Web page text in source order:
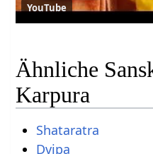
YouTube
Ähnliche
Karpura
Shataratra
Dvipa